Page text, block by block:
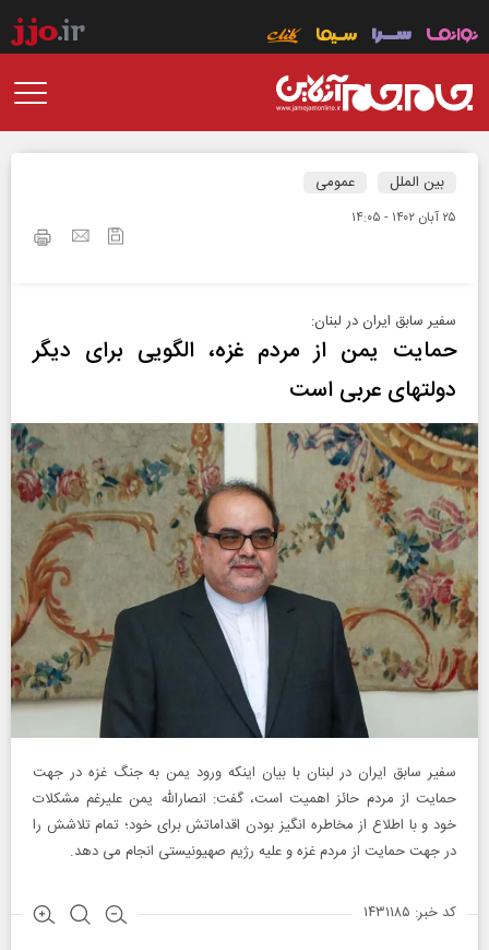
بین الملل عمومی
۲۵ آبان ۱۴۰۲ - ۱۴:۰۵
سفیر سابق ایران در لبنان:
حمایت یمن از مردم غزه، الگویی برای دیگر
دولتهای عربی است
سفیر سابق ایران در لبنان با بیان اینکه ورود یمن به جنگ غزه در جهت
حمایت از مردم حائز اهمیت است، گفت: انصارالله یمن علیرغم مشکلات
خود و با اطلاع از مخاطره انگیز بودن اقداماتش برای خود؛ تمام تلاشش را
در جهت حمایت از مردم غزه و علیه رژیم صهیونیستی انجام می دهد.
کد خبر: ۱۴۳۱۱۸۵